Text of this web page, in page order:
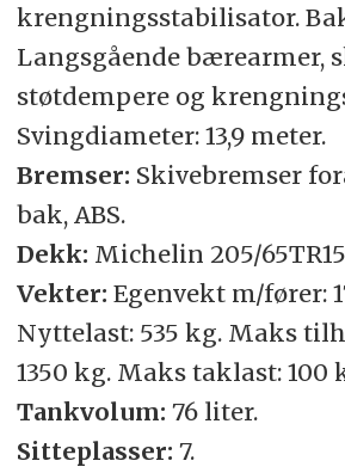
krengningsstabilisator.
Langsgående bærearmer,
støtdempere og
Svingdiameter: 13,9 meter.
Bremser: Skivebremser
bak, ABS.
Dekk: Michelin 205/
Vekter: Egenvekt m/fører:
Nyttelast: 535 kg. Maks
1350 kg. Maks taklast: 100
Tankvolum: 76 liter.
Sitteplasser: 7.